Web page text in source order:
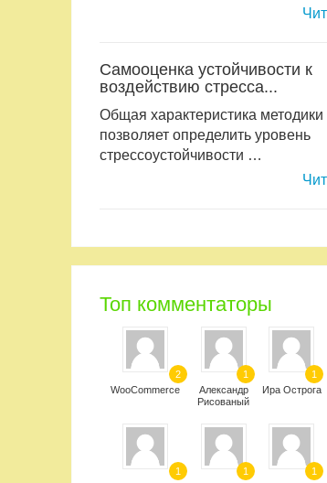
Самооценка устойчивости к
воздействию стресса...
Общая характеристика методики
позволяет определить уровень
стрессоустойчивости …
Топ комментаторы
WooCommerce
2
Александр
Рисованый
1
Ира Острога
1
1
1
1